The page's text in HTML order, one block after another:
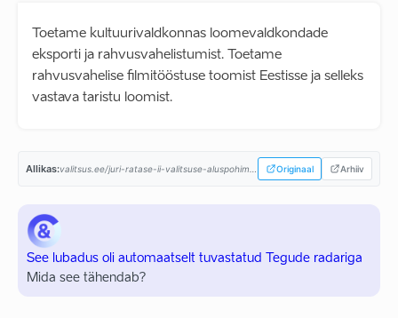
Toetame kultuurivaldkonnas loomevaldkondade
eksporti ja rahvusvahelistumist. Toetame
rahvusvahelise filmitööstuse toomist Eestisse ja selleks
vastava taristu loomist.
Allikas: Originaal Arhiiv
See lubadus oli automaatselt tuvastatud Tegude radariga
Mida see tähendab?